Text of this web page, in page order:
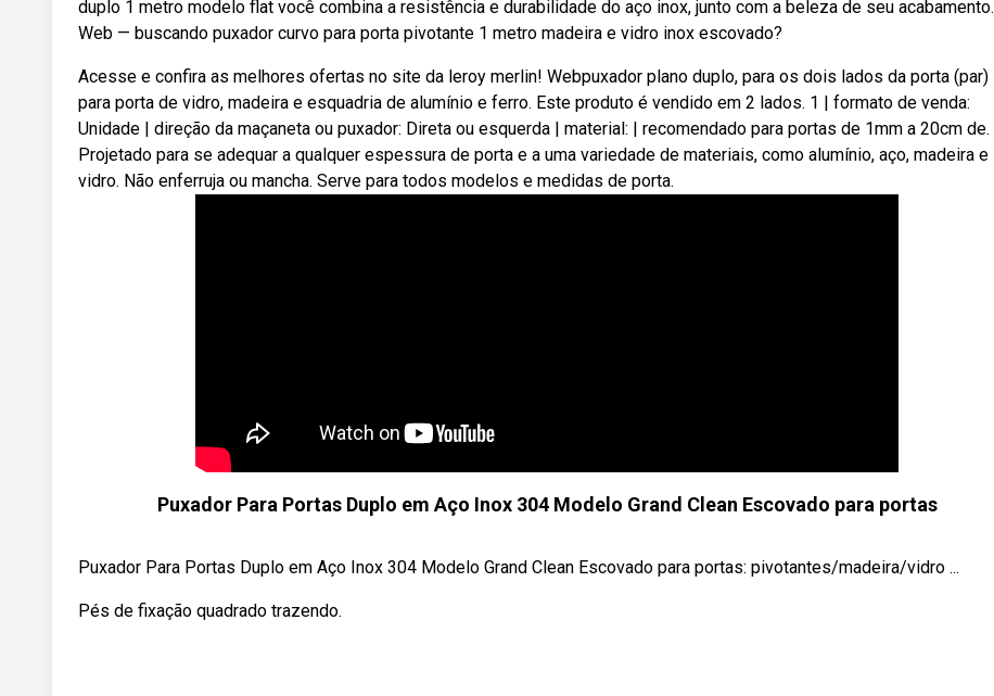
duplo 1 metro modelo flat você combina a resistência e durabilidade do aço inox, junto com a beleza de seu acabamento.
Web — buscando puxador curvo para porta pivotante 1 metro madeira e vidro inox escovado?
Acesse e confira as melhores ofertas no site da leroy merlin! Webpuxador plano duplo, para os dois lados da porta (par)
para porta de vidro, madeira e esquadria de alumínio e ferro. Este produto é vendido em 2 lados. 1 | formato de venda:
Unidade | direção da maçaneta ou puxador: Direta ou esquerda | material: | recomendado para portas de 1mm a 20cm de.
Projetado para se adequar a qualquer espessura de porta e a uma variedade de materiais, como alumínio, aço, madeira e
vidro. Não enferruja ou mancha. Serve para todos modelos e medidas de porta.
Puxador Para Portas Duplo em Aço Inox 304 Modelo Grand Clean Escovado para portas
Puxador Para Portas Duplo em Aço Inox 304 Modelo Grand Clean Escovado para portas: pivotantes/madeira/vidro ...
Pés de fixação quadrado trazendo.